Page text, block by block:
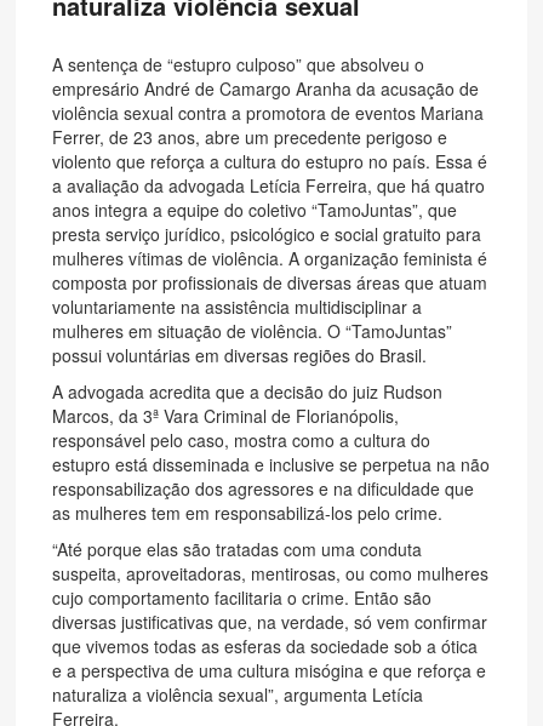
A sentença de “estupro culposo” que absolveu o
empresário André de Camargo Aranha da acusação de
violência sexual contra a promotora de eventos Mariana
Ferrer, de 23 anos, abre um precedente perigoso e
violento que reforça a cultura do estupro no país. Essa é
a avaliação da advogada Letícia Ferreira, que há quatro
anos integra a equipe do coletivo “TamoJuntas”, que
presta serviço jurídico, psicológico e social gratuito para
mulheres vítimas de violência. A organização feminista é
composta por profissionais de diversas áreas que atuam
voluntariamente na assistência multidisciplinar a
mulheres em situação de violência. O “TamoJuntas”
possui voluntárias em diversas regiões do Brasil.
A advogada acredita que a decisão do juiz Rudson
Marcos, da 3ª Vara Criminal de Florianópolis,
responsável pelo caso, mostra como a cultura do
estupro está disseminada e inclusive se perpetua na não
responsabilização dos agressores e na dificuldade que
as mulheres tem em responsabilizá-los pelo crime.
“Até porque elas são tratadas com uma conduta
suspeita, aproveitadoras, mentirosas, ou como mulheres
cujo comportamento facilitaria o crime. Então são
diversas justificativas que, na verdade, só vem confirmar
que vivemos todas as esferas da sociedade sob a ótica
e a perspectiva de uma cultura misógina e que reforça e
naturaliza a violência sexual”, argumenta Letícia
Ferreira.